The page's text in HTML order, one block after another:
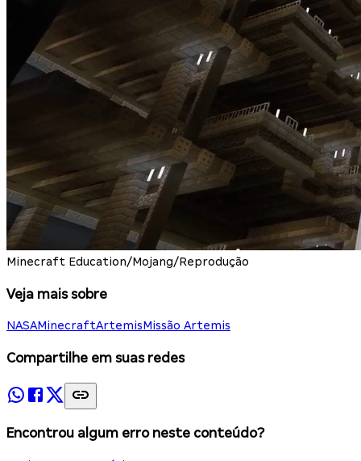
Minecraft Education/Mojang/Reprodução
Veja mais sobre
NASAMinecraftArtemisMissão Artemis
Compartilhe em suas redes
Encontrou algum erro neste conteúdo?